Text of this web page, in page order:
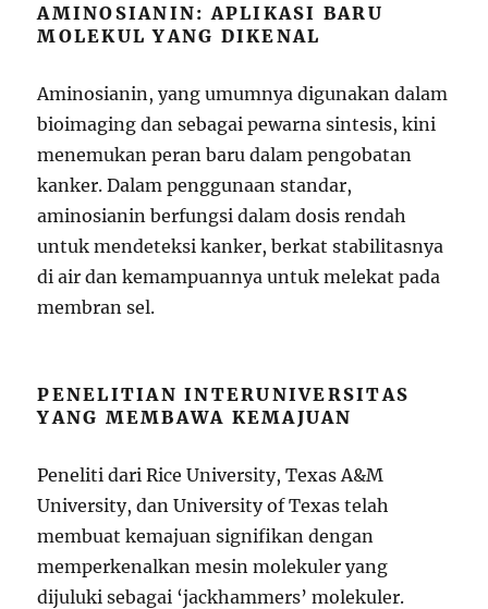
AMINOSIANIN: APLIKASI BARU
MOLEKUL YANG DIKENAL
Aminosianin, yang umumnya digunakan dalam
bioimaging dan sebagai pewarna sintesis, kini
menemukan peran baru dalam pengobatan
kanker. Dalam penggunaan standar,
aminosianin berfungsi dalam dosis rendah
untuk mendeteksi kanker, berkat stabilitasnya
di air dan kemampuannya untuk melekat pada
membran sel.
PENELITIAN INTERUNIVERSITAS
YANG MEMBAWA KEMAJUAN
Peneliti dari Rice University, Texas A&M
University, dan University of Texas telah
membuat kemajuan signifikan dengan
memperkenalkan mesin molekuler yang
dijuluki sebagai ‘jackhammers’ molekuler.